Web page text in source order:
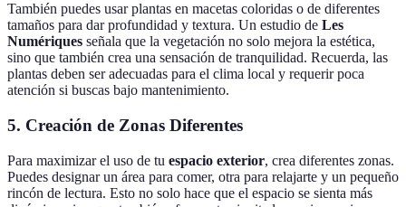
También puedes usar plantas en macetas coloridas o de diferentes
tamaños para dar profundidad y textura. Un estudio de Les
Numériques señala que la vegetación no solo mejora la estética,
sino que también crea una sensación de tranquilidad. Recuerda, las
plantas deben ser adecuadas para el clima local y requerir poca
atención si buscas bajo mantenimiento.
5. Creación de Zonas Diferentes
Para maximizar el uso de tu espacio exterior, crea diferentes zonas.
Puedes designar un área para comer, otra para relajarte y un pequeño
rincón de lectura. Esto no solo hace que el espacio se sienta más